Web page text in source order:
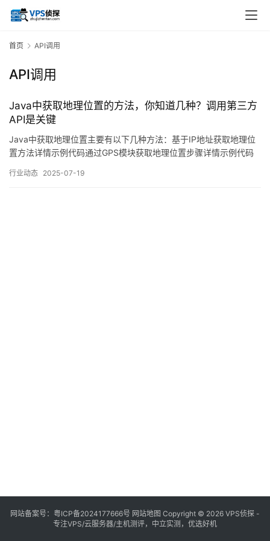
首页 API调用
API调用
Java中获取地理位置的方法，你知道几种？调用第三方
API是关键
Java中获取地理位置主要有以下几种方法：基于IP地址获取地理位
置方法详情示例代码通过GPS模块获取地理位置步骤详情示例代码
性？问题2：在使用GPS模块获取地理位置时，为什么有时候获取的
行业动态 2025-07-19
网站备案号： 粤ICP备2024177666号 网站地图 Copyright © 2026 VPS侦探 -
专注VPS/云服务器/主机测评，中立实测，优选好机